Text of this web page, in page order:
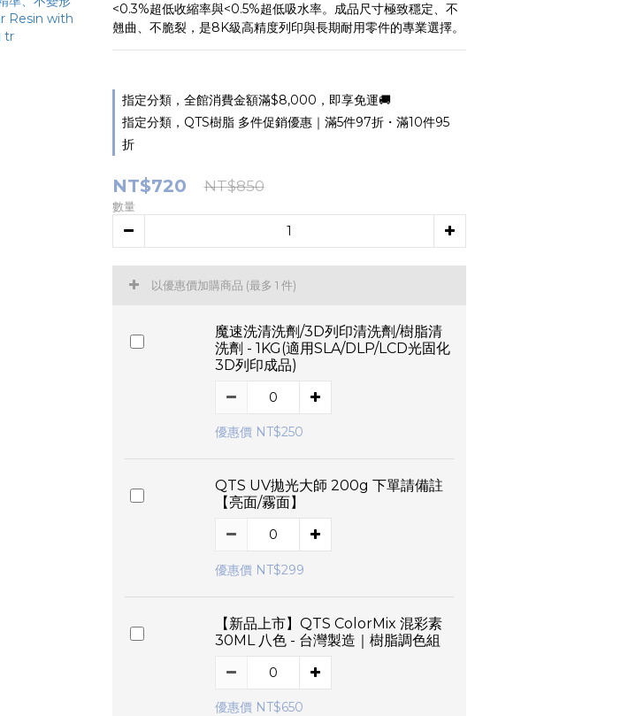
<0.3%超低收縮率與<0.5%超低吸水率。成品尺寸極致穩定、不
翹曲、不脆裂，是8K級高精度列印與長期耐用零件的專業選擇。
指定分類，全館消費金額滿$8,000，即享免運🚚
指定分類，QTS樹脂 多件促銷優惠｜滿5件97折・滿10件95
折
NT$720 NT$850
數量
以優惠價加購商品 (最多 1 件)
魔速洗清洗劑/3D列印清洗劑/樹脂清
洗劑 - 1KG(適用SLA/DLP/LCD光固化
3D列印成品)
優惠價 NT$250
QTS UV拋光大師 200g 下單請備註
【亮面/霧面】
優惠價 NT$299
【新品上市】QTS ColorMix 混彩素
30ML 八色 - 台灣製造｜樹脂調色組
優惠價 NT$650